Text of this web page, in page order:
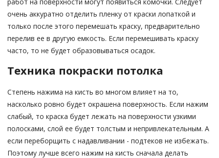
очень аккуратно отделить пленку от краски лопаткой и
только после этого перемешать краску, предварительно
перелив ее в другую емкость. Если перемешивать краску
часто, то не будет образовываться осадок.
Техника покраски потолка
Степень нажима на кисть во многом влияет на то,
насколько ровно будет окрашена поверхность. Если нажим
слабый, то краска будет лежать на поверхности узкими
полосками, слой ее будет толстым и непривлекательным. А
если переборщить с надавливании - подтеков не избежать.
Поэтому лучше всего нажим на кисть сначала делать